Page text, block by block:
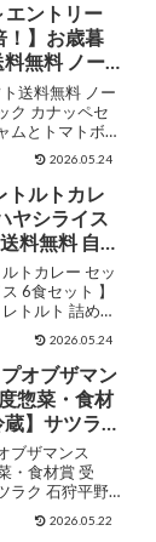
エントリー
】お歳暮
無料 ノー
ック カナ
ルクジャム
セット
歳暮 グルメ
ジュース
ルス つま
送料無料 ノー
ク カナッペセ
ムとトマトボ
06)【御歳暮
気 ジュース 詰
ュース ベジタ
み 内祝い お返
2026.05.24
トルトカレ
ヤシライス
料無料 自宅
め合わせ 惣
保存食 食
個包装 アイ
中元 お中元
ト お中元 グ
い お中元 夏
トカレー セッ
6食セット 】
トルト 詰め合
カレー 保存食
個包装 アイス
お中元 コーヒー
メ ...
2026.05.24
プオブザマン
惣菜・食材
】サツラ
の夢牛乳
ブザマンス
・食材賞 受
ラク 石狩平野
販売価格
STAMPEDEジ
2026.05.22